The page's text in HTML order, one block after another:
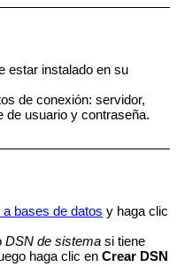
estar instalado en su
de conexión: servidor,
de usuario y contraseña.
bases de datos y haga clic
DSN de sistema si tiene
haga clic enCrear DSN